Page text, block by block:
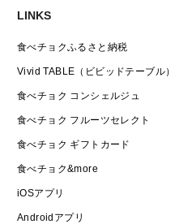
LINKS
食べチョクふるさと納税
Vivid TABLE（ビビッドテーブル）
食べチョク コンシェルジュ
食べチョク フルーツセレクト
食べチョク ギフトカード
食べチョク&more
iOSアプリ
Androidアプリ